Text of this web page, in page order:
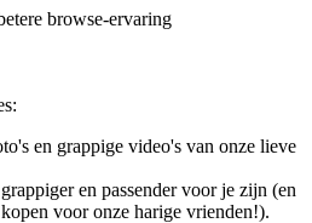
browse-ervaring
en grappige video's van onze lieve
en passender voor je zijn (en
voor onze harige vrienden!).